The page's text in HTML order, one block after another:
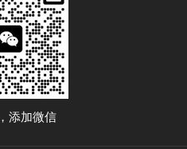
添加微信